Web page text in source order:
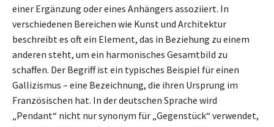
einer Ergänzung oder eines Anhängers assoziiert. In
verschiedenen Bereichen wie Kunst und Architektur
beschreibt es oft ein Element, das in Beziehung zu einem
anderen steht, um ein harmonisches Gesamtbild zu
schaffen. Der Begriff ist ein typisches Beispiel für einen
Gallizismus – eine Bezeichnung, die ihren Ursprung im
Französischen hat. In der deutschen Sprache wird
„Pendant“ nicht nur synonym für „Gegenstück“ verwendet,